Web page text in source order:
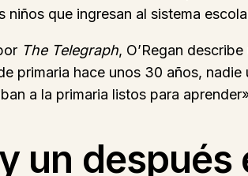
niños que ingresan al sistema
The Telegraph, O’Regan
primaria hace unos 30 años,
a la primaria listos para
un